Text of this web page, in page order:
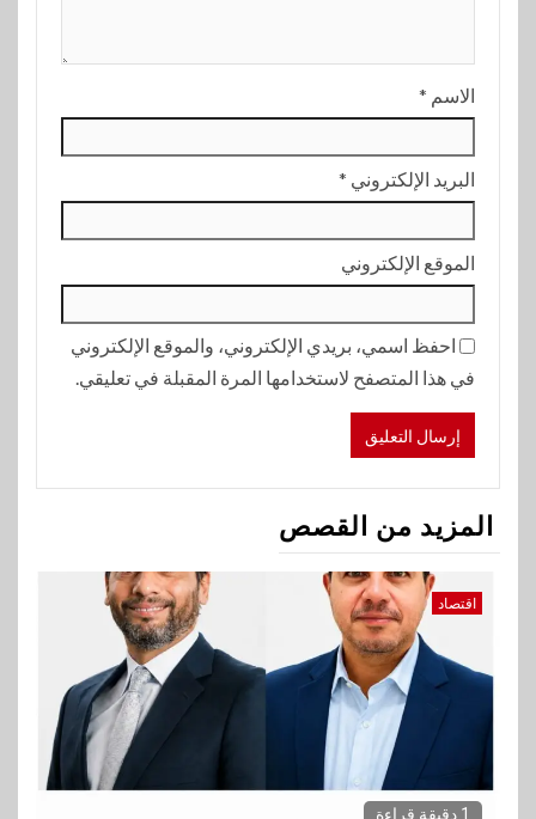
الاسم *
البريد الإلكتروني *
الموقع الإلكتروني
احفظ اسمي، بريدي الإلكتروني، والموقع الإلكتروني
في هذا المتصفح لاستخدامها المرة المقبلة في تعليقي.
المزيد من القصص
اقتصاد
1 دقيقة قراءة